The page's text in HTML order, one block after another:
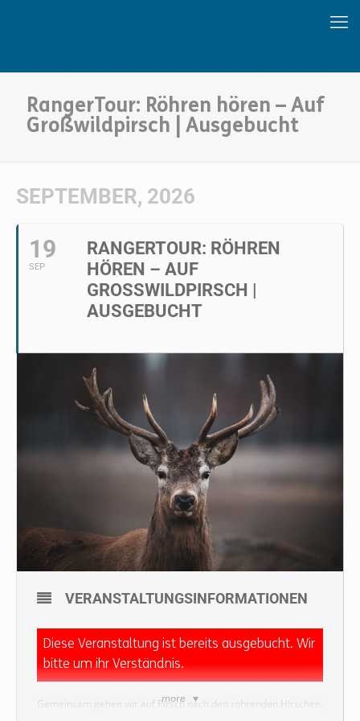
RangerTour: Röhren hören – Auf
Großwildpirsch | Ausgebucht
SEPTEMBER, 2026
19
SEP
RANGERTOUR: RÖHREN
HÖREN – AUF
GROSSWILDPIRSCH | A
USGEBUCHT
more
VERANSTALTUNGSINFORMATIONEN
Diese Veranstaltung ist bereits ausgebucht. Wir
bitte um ihr Verständnis.
Gemeinsam gehen wir auf Pirsch nach den röhrenden Hirschen,